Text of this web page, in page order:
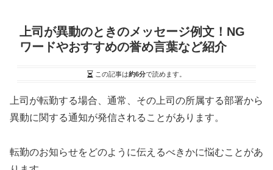
上司が異動のときのメッセージ例文！NG
ワードやおすすめの誉め言葉など紹介
この記事は約6分で読めます。
上司が転勤する場合、通常、その上司の所属する部署から
異動に関する通知が発信されることがあります。
転勤のお知らせをどのように伝えるべきかに悩むことがあ